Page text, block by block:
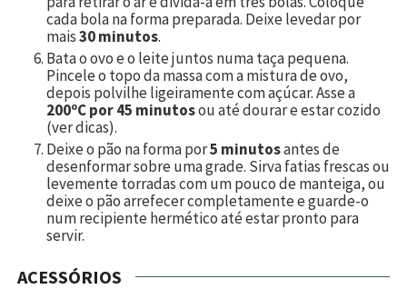
cada bola na forma preparada. Deixe levedar por
mais30 minutos.
Bata o ovo e o leite juntos numa taça pequena.
Pincele o topo da massa com a mistura de ovo,
depois polvilhe ligeiramente com açúcar. Asse a
200ºC por 45 minutosou até dourar e estar cozido
(ver dicas).
Deixe o pão na forma por5 minutosantes de
desenformar sobre uma grade. Sirva fatias frescas ou
levemente torradas com um pouco de manteiga, ou
deixe o pão arrefecer completamente e guarde-o
num recipiente hermético até estar pronto para
servir.
ACESSÓRIOS